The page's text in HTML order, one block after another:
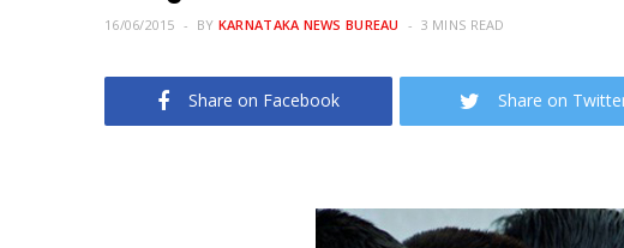
16/06/2015 BY KARNATAKA NEWS BUREAU 3 MINS READ
Share on Facebook Share on